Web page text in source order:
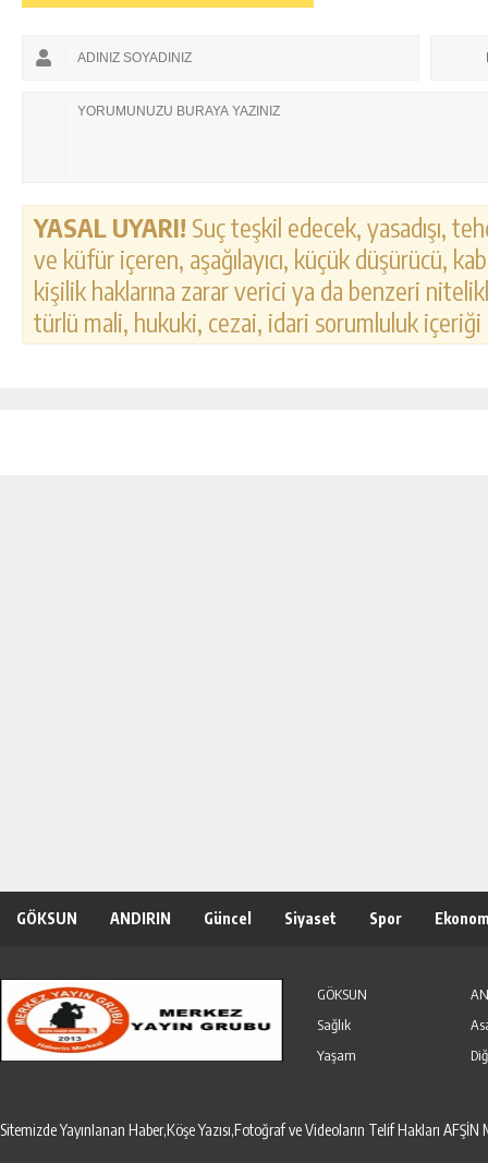
YASAL UYARI! Suç teşkil edecek, yasadışı,
ve küfür içeren, aşağılayıcı, küçük düşürücü,
kişilik haklarına zarar verici ya da benzeri
türlü mali, hukuki, cezai, idari sorumluluk
GÖKSUN ANDIRIN Güncel Siyaset Spor
GÖKSUN
Sağlık
Yaşam
Sitemizde Yayınlanan Haber,Köşe Yazısı,Fotoğraf ve Videoların Telif Hakları